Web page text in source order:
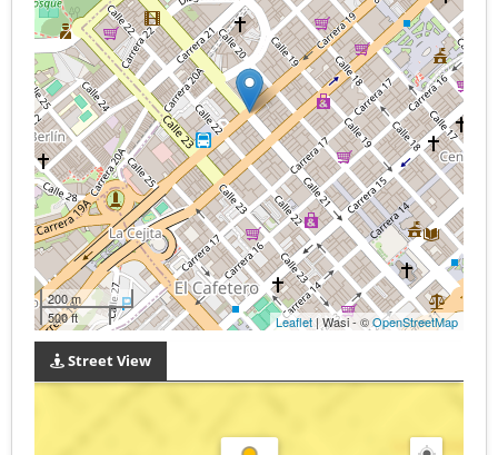
200 m
500 ft
Leaflet | Wasi - ©OpenStreetMap
Street View